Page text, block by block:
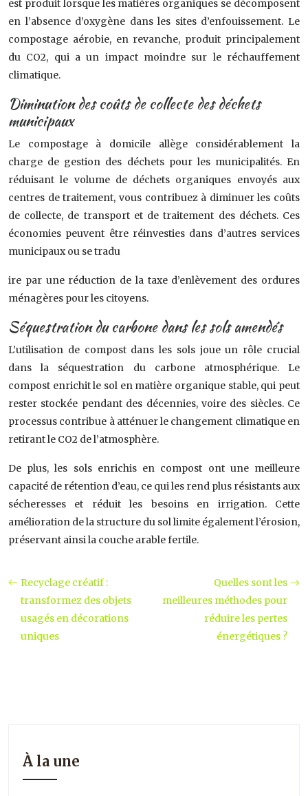
est produit lorsque les matières organiques se décomposent
en l’absence d’oxygène dans les sites d’enfouissement. Le
compostage aérobie, en revanche, produit principalement
du CO2, qui a un impact moindre sur le réchauffement
climatique.
Diminution des coûts de collecte des déchets
municipaux
Le compostage à domicile allège considérablement la
charge de gestion des déchets pour les municipalités. En
réduisant le volume de déchets organiques envoyés aux
centres de traitement, vous contribuez à diminuer les coûts
de collecte, de transport et de traitement des déchets. Ces
économies peuvent être réinvesties dans d’autres services
municipaux ou se tradu
ire par une réduction de la taxe d’enlèvement des ordures
ménagères pour les citoyens.
Séquestration du carbone dans les sols amendés
L’utilisation de compost dans les sols joue un rôle crucial
dans la séquestration du carbone atmosphérique. Le
compost enrichit le sol en matière organique stable, qui peut
rester stockée pendant des décennies, voire des siècles. Ce
processus contribue à atténuer le changement climatique en
retirant le CO2 de l’atmosphère.
De plus, les sols enrichis en compost ont une meilleure
capacité de rétention d’eau, ce qui les rend plus résistants aux
sécheresses et réduit les besoins en irrigation. Cette
amélioration de la structure du sol limite également l’érosion,
préservant ainsi la couche arable fertile.
Recyclage créatif :
transformez des objets
usagés en décorations
uniques
Quelles sont les
meilleures méthodes pour
réduire les pertes
énergétiques ?
À la une